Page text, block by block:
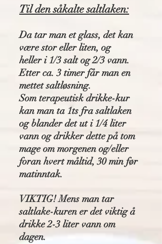
Til den såkalte saltlaken:
Da tar man et glass, det kan
være stor eller liten, og
heller i 1/3 salt og 2/3 vann.
Etter ca. 3 timer får man en
mettet saltløsning.
Som terapeutisk drikke-kur
kan man ta 1ts fra saltlaken
og blander det ut i 1/4 liter
vann og drikker dette på tom
mage om morgenen og/eller
foran hvert måltid, 30 min før
matinntak.
VIKTIG! Mens man tar
saltlake-kuren er det viktig å
drikke 2-3 liter vann om
dagen.